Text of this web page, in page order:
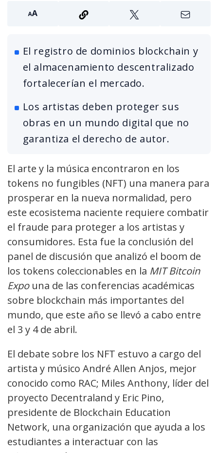
El registro de dominios blockchain y
el almacenamiento descentralizado
fortalecerían el mercado.
Los artistas deben proteger sus
obras en un mundo digital que no
garantiza el derecho de autor.
El arte y la música encontraron en los
tokens no fungibles (NFT) una manera para
prosperar en la nueva normalidad, pero
este ecosistema naciente requiere combatir
el fraude para proteger a los artistas y
consumidores. Esta fue la conclusión del
panel de discusión que analizó el boom de
los tokens coleccionables en la MIT Bitcoin
Expouna de las conferencias académicas
sobre blockchain más importantes del
mundo, que este año se llevó a cabo entre
el 3 y 4 de abril.
El debate sobre los NFT estuvo a cargo del
artista y músico André Allen Anjos, mejor
conocido como RAC; Miles Anthony, líder del
proyecto Decentraland y Eric Pino,
presidente de Blockchain Education
Network, una organización que ayuda a los
estudiantes a interactuar con las